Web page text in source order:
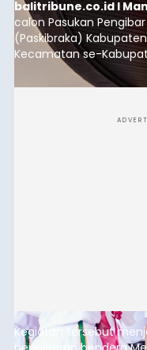
balitribune.co.id I
calon Pasukan
(Paskibraka)
Kecamatan se-
gelar pasukan di
(Puspem) Badung,
Kegiatan tersebut